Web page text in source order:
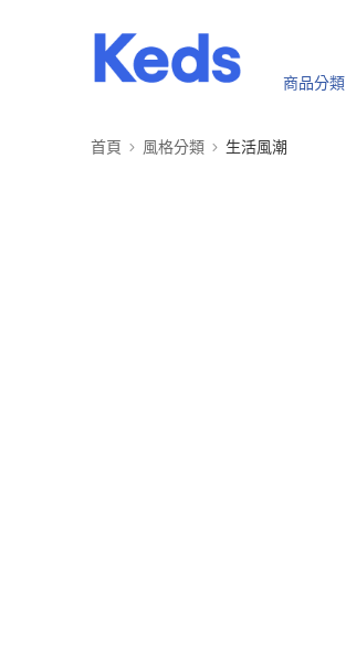
商品分類
首頁 風格分類 生活風潮